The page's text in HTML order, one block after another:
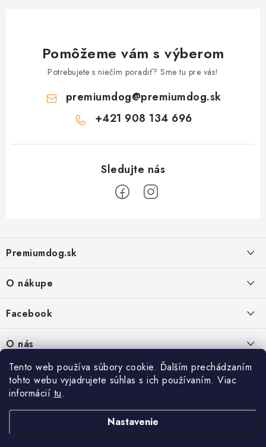
Tento web používa súbory cookie. Ďalším prechádzaním
tohto webu vyjadrujete súhlas s ich používaním. Viac
informácií tu.
Nastavenie
Pomôžeme vám s výberom
Potrebujete s niečím poradiť? Sme tu pre vás!
premiumdog@premiumdog.sk
+421 908 134 696
p
ä
Premiumdog.sk
PREDAJŇA:
Petőfiho 65
Štúrovo 943 01
Po-Pia - 8:00-18:00
O nákupe
Ochrana osobných údajov
Vrátanie tovaru
Reklamácie
Facebook
O nás
Kontakty
Prečo nakúpiť u nás
Predajňa